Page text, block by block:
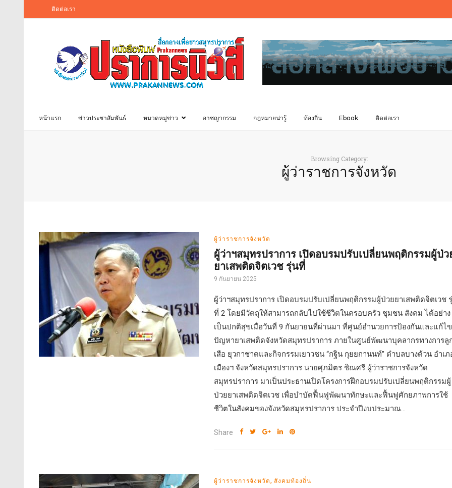
ติดต่อเรา
หน้าแรก ข่าวประชาสัมพันธ์ หมวดหมู่ข่าว อาชญากรรม กฎหมายน่ารู้ ท้องถิ่น Ebook ติดต่อเรา
Browsing Category:
ผู้ว่าราชการจังหวัด
ผู้ว่าราชการจังหวัด
ผู้ว่าฯสมุทรปราการ เปิดอบรมปรับเปลี่ยนพฤติกรรมผู้ป่ว
ยาเสพติดจิตเวช รุ่นที่
9 กันยายน 2025
ผู้ว่าฯสมุทรปราการ เปิดอบรมปรับเปลี่ยนพฤติกรรมผู้ป่วยยาเสพติดจิตเวช
ที่ 2 โดยมีวัตถุให้สามารถกลับไปใช้ชีวิตในครอบครัว ชุมชน สังคม ได้อย่าง
เป็นปกติสุขเมื่อวันที่ 9 กันยายนที่ผ่านมา ที่ศูนย์อำนวยการป้องกันและแก้ไข
ปัญหายาเสพติดจังหวัดสมุทรปราการ ภายในศูนย์พัฒนาบุคลากรทางการลู
เสือ ยุวกาชาดและกิจกรรมเยาวชน “กฐิน กุยยกานนท์” ตำบลบางด้วน อำเภ
เมืองฯ จังหวัดสมุทรปราการ นายศุภมิตร ชิณศรี ผู้ว่าราชการจังหวัด
สมุทรปราการ มาเป็นประธานเปิดโครงการฝึกอบรมปรับเปลี่ยนพฤติกรรมผู้
ป่วยยาเสพติดจิตเวช เพื่อบำบัดฟื้นฟูพัฒนาทักษะและฟื้นฟูศักยภาพการใช้
ชีวิตในสังคมของจังหวัดสมุทรปราการ ประจำปีงบประมาณ...
Share
ผู้ว่าราชการจังหวัด, สังคมท้องถิ่น